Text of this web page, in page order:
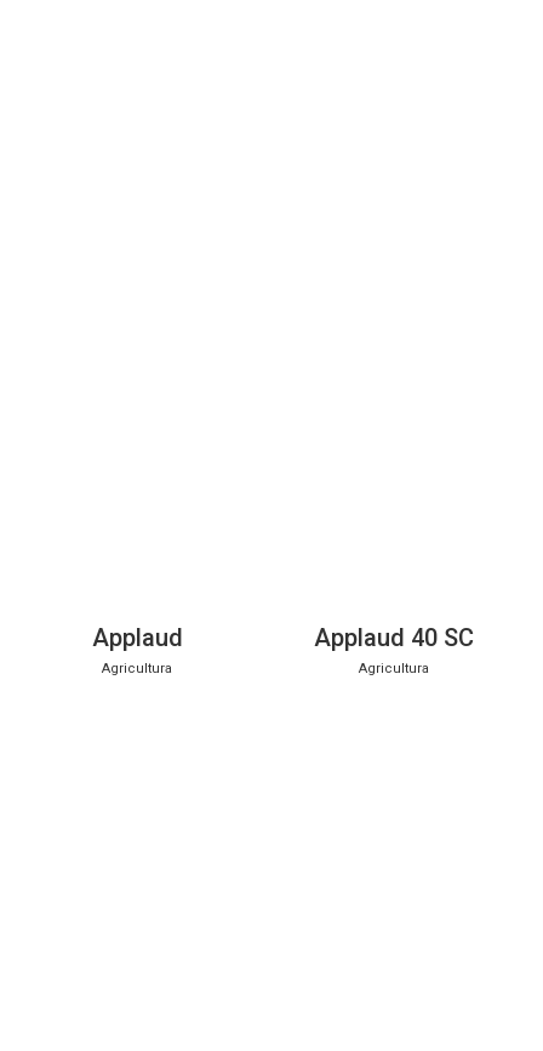
Applaud
Agricultura
Applaud 40 SC
Agricultura